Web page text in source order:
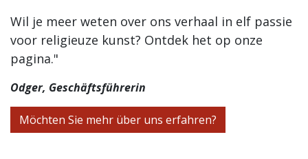
Wil je meer weten over ons verhaal in elf passie
voor religieuze kunst? Ontdek het op onze
pagina."
Odger, Geschäftsführerin
Möchten Sie mehr über uns erfahren?